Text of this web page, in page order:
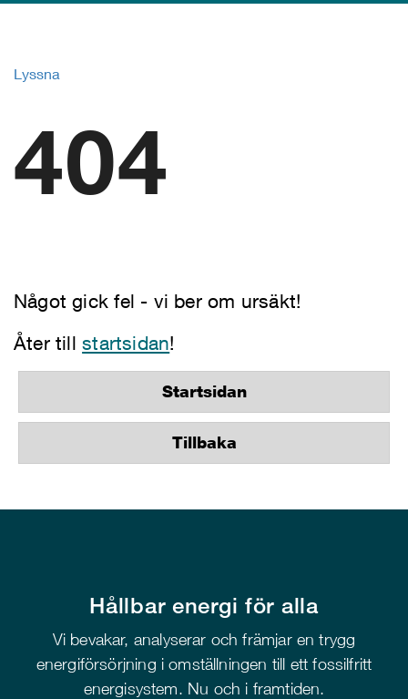
Lyssna
404
Något gick fel - vi ber om ursäkt!
Åter tillstartsidan!
Startsidan
Tillbaka
Hållbar energi för alla
Vi bevakar, analyserar och främjar en trygg
energiförsörjning i omställningen till ett fossilfritt
energisystem. Nu och i framtiden.